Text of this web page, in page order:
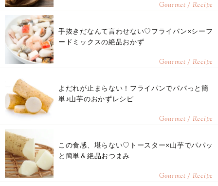
Gourmet / Recipe
手抜きだなんて言わせない♡フライパン×シーフ
ードミックスの絶品おかず
Gourmet / Recipe
よだれが止まらない！フライパンでパパっと簡
単♪山芋のおかずレシピ
Gourmet / Recipe
この食感、堪らない♡トースター×山芋でパパッ
と簡単＆絶品おつまみ
Gourmet / Recipe